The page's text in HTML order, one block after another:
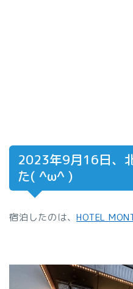
2023年9月16日、
た( ^ω^ )
宿泊したのは、HOTEL